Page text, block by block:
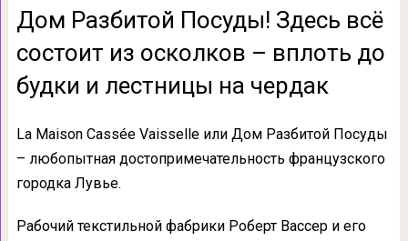
Дом Разбитой Посуды! Здесь всё
состоит из осколков – вплоть до
будки и лестницы на чердак
La Maison Cassée Vaisselle или Дом Разбитой Посуды
– любопытная достопримечательность французского
городка Лувье.
Рабочий текстильной фабрики Роберт Вассер и его